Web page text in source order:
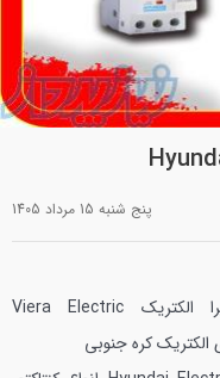
پنج شنبه 15 مرداد 1405
ویرا الکتریک Viera Electric
کره جنوبی